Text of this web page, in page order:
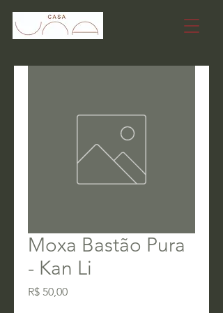
Moxa Bastão Pura
- Kan Li
R$ 50,00Preço